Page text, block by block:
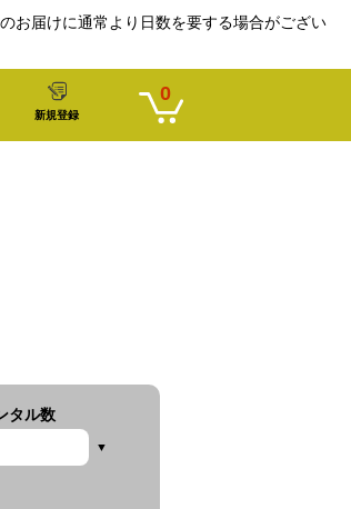
お届けに通常より日数を要する場合がござい
新規登録
0
タル数